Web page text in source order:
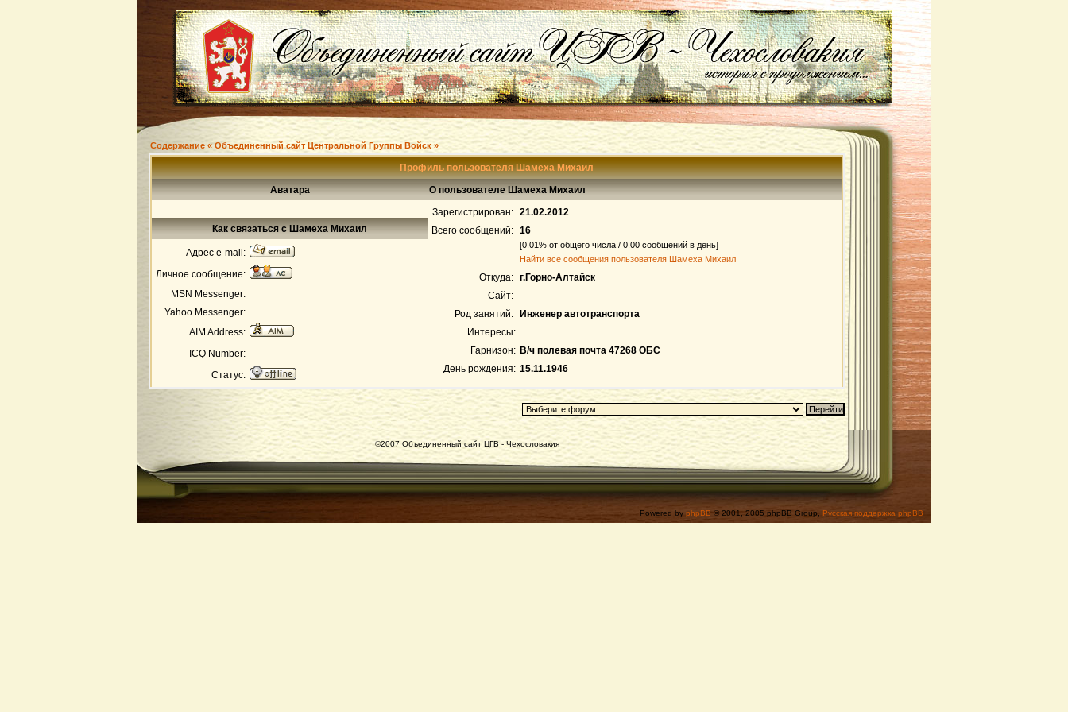
Содержание « Объединенный сайт Центральной Группы Войск »
Профиль пользователя Шамеха Михаил
Аватара
О пользователе Шамеха Михаил
Зарегистрирован: 21.02.2012
Всего сообщений: 16
[0.01% от общего числа / 0.00 сообщений в день]
Найти все сообщения пользователя Шамеха Михаил
Откуда: г.Горно-Алтайск
Сайт:
Род занятий:
Инженер автотранспорта
Интересы:
Гарнизон: В/ч полевая почта 47268 ОБС
День рождения: 15.11.1946
Как связаться с Шамеха Михаил
Адрес e-mail:
Личное сообщение:
MSN Messenger:
Yahoo Messenger:
AIM Address:
ICQ Number:
Статус:
©2007 Объединенный сайт ЦГВ - Чехословакия
Powered by phpBB © 2001, 2005 phpBB Group, Русская поддержка phpBB